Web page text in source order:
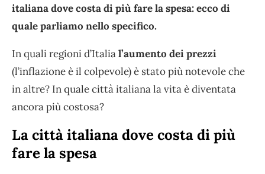
italiana dove costa di più fare la spesa: ecco di
quale parliamo nello specifico.
In quali regioni d’Italial’aumento dei prezzi
(l’inflazione è il colpevole) è stato più notevole che
in altre? In quale città italiana la vita è diventata
ancora più costosa?
La città italiana dove costa di più
fare la spesa